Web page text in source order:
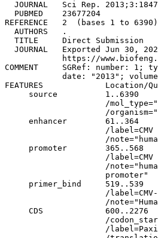
JOURNAL   Sci Rep.
  PUBMED    23677204
REFERENCE   2  (bases 1 to 6390)
  AUTHORS   .
  TITLE     Direct Submission
JOURNAL   Exported Jun 30,
https://
COMMENT     SGRef: number:
date: "2013";
FEATURES             Location/
     source          1..6390
/
/
     enhancer        61..364
/label=CMV
/
     promoter        365..568
/label=CMV
/
                     promoter"
     primer_bind     519..539
/
/
     CDS             600..2276
/
/